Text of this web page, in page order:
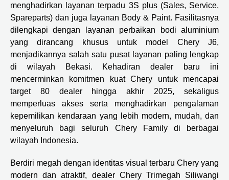
menghadirkan layanan terpadu 3S plus (Sales, Service,
Spareparts) dan juga layanan Body & Paint. Fasilitasnya
dilengkapi dengan layanan perbaikan bodi aluminium
yang dirancang khusus untuk model Chery J6,
menjadikannya salah satu pusat layanan paling lengkap
di wilayah Bekasi. Kehadiran dealer baru ini
mencerminkan komitmen kuat Chery untuk mencapai
target 80 dealer hingga akhir 2025, sekaligus
memperluas akses serta menghadirkan pengalaman
kepemilikan kendaraan yang lebih modern, mudah, dan
menyeluruh bagi seluruh Chery Family di berbagai
wilayah Indonesia.
Berdiri megah dengan identitas visual terbaru Chery yang
modern dan atraktif, dealer Chery Trimegah Siliwangi